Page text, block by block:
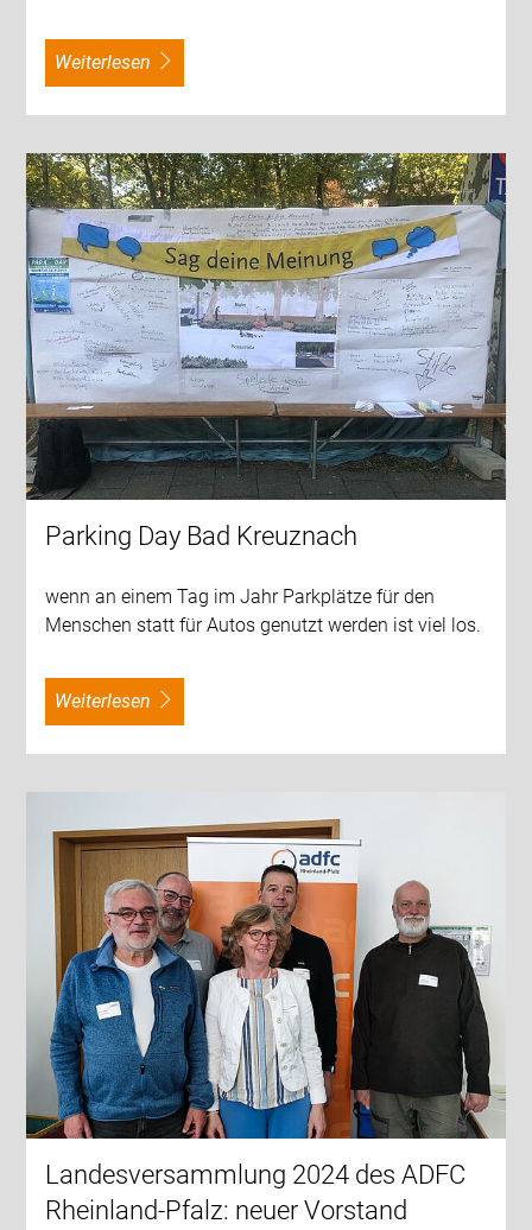
weiterlesen
Parking Day Bad Kreuznach
wenn an einem Tag im Jahr Parkplätze für den
Menschen statt für Autos genutzt werden ist viel los.
weiterlesen
Landesversammlung 2024 des ADFC
Rheinland-Pfalz: neuer Vorstand